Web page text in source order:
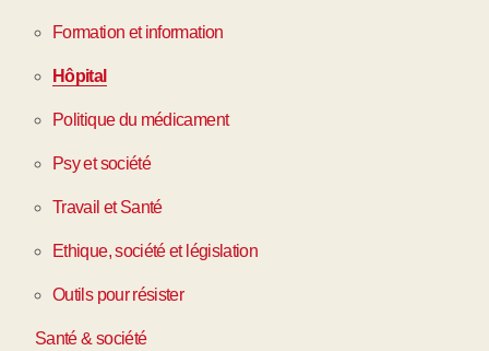
Formation et information
Hôpital
Politique du médicament
Psy et société
Travail et Santé
Ethique, société et législation
Outils pour résister
Santé & société